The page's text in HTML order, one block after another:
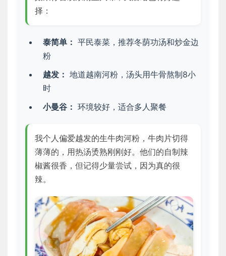
择：
泰简单： 平民泰菜，推荐冬荫功汤和炒金边
粉
越发： 地道越南河粉，汤头用牛骨熬制8小
时
小曼谷： 环境较好，适合多人聚餐
我个人偏爱越发的生牛肉河粉，牛肉片切得
薄薄的，用热汤烫熟刚刚好。他们的自制辣
椒酱很香，但记得少量尝试，因为真的很
辣。